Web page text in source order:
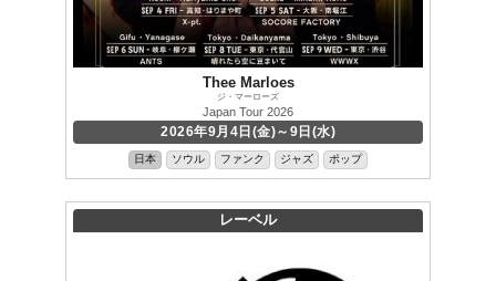
Thee Marloes
ジ・マーローズ
Japan Tour 2026
2026年9月4日(金)～9日(水)
日本 ソウル ファンク ジャズ ポップ
レーベル